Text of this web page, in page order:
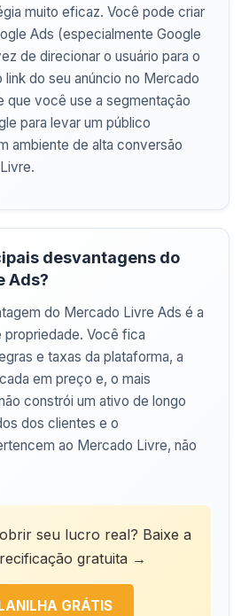
muito eficaz. Você pode criar
Ads (especialmente Google
de direcionar o usuário para o
do seu anúncio no Mercado
que você use a segmentação
para levar um público
ambiente de alta conversão
desvantagens do
Ads?
do Mercado Livre Ads é a
Você fica
e taxas da plataforma, a
em preço e, o mais
constrói um ativo de longo
dos clientes e o
ao Mercado Livre, não
seu lucro real? Baixe a
gratuita →
GRÁTIS